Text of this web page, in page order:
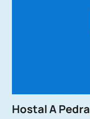
Hostal A Pedra